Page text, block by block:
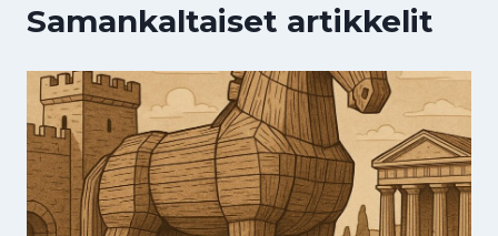
Samankaltaiset artikkelit